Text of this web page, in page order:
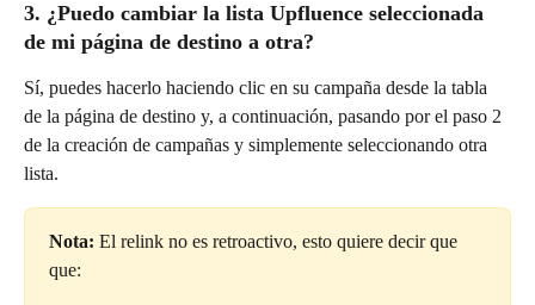
3. ¿Puedo cambiar la lista Upfluence seleccionada
de mi página de destino a otra?
Sí, puedes hacerlo haciendo clic en su campaña desde la tabla
de la página de destino y, a continuación, pasando por el paso 2
de la creación de campañas y simplemente seleccionando otra
lista.
Nota: El relink no es retroactivo, esto quiere decir que
que: